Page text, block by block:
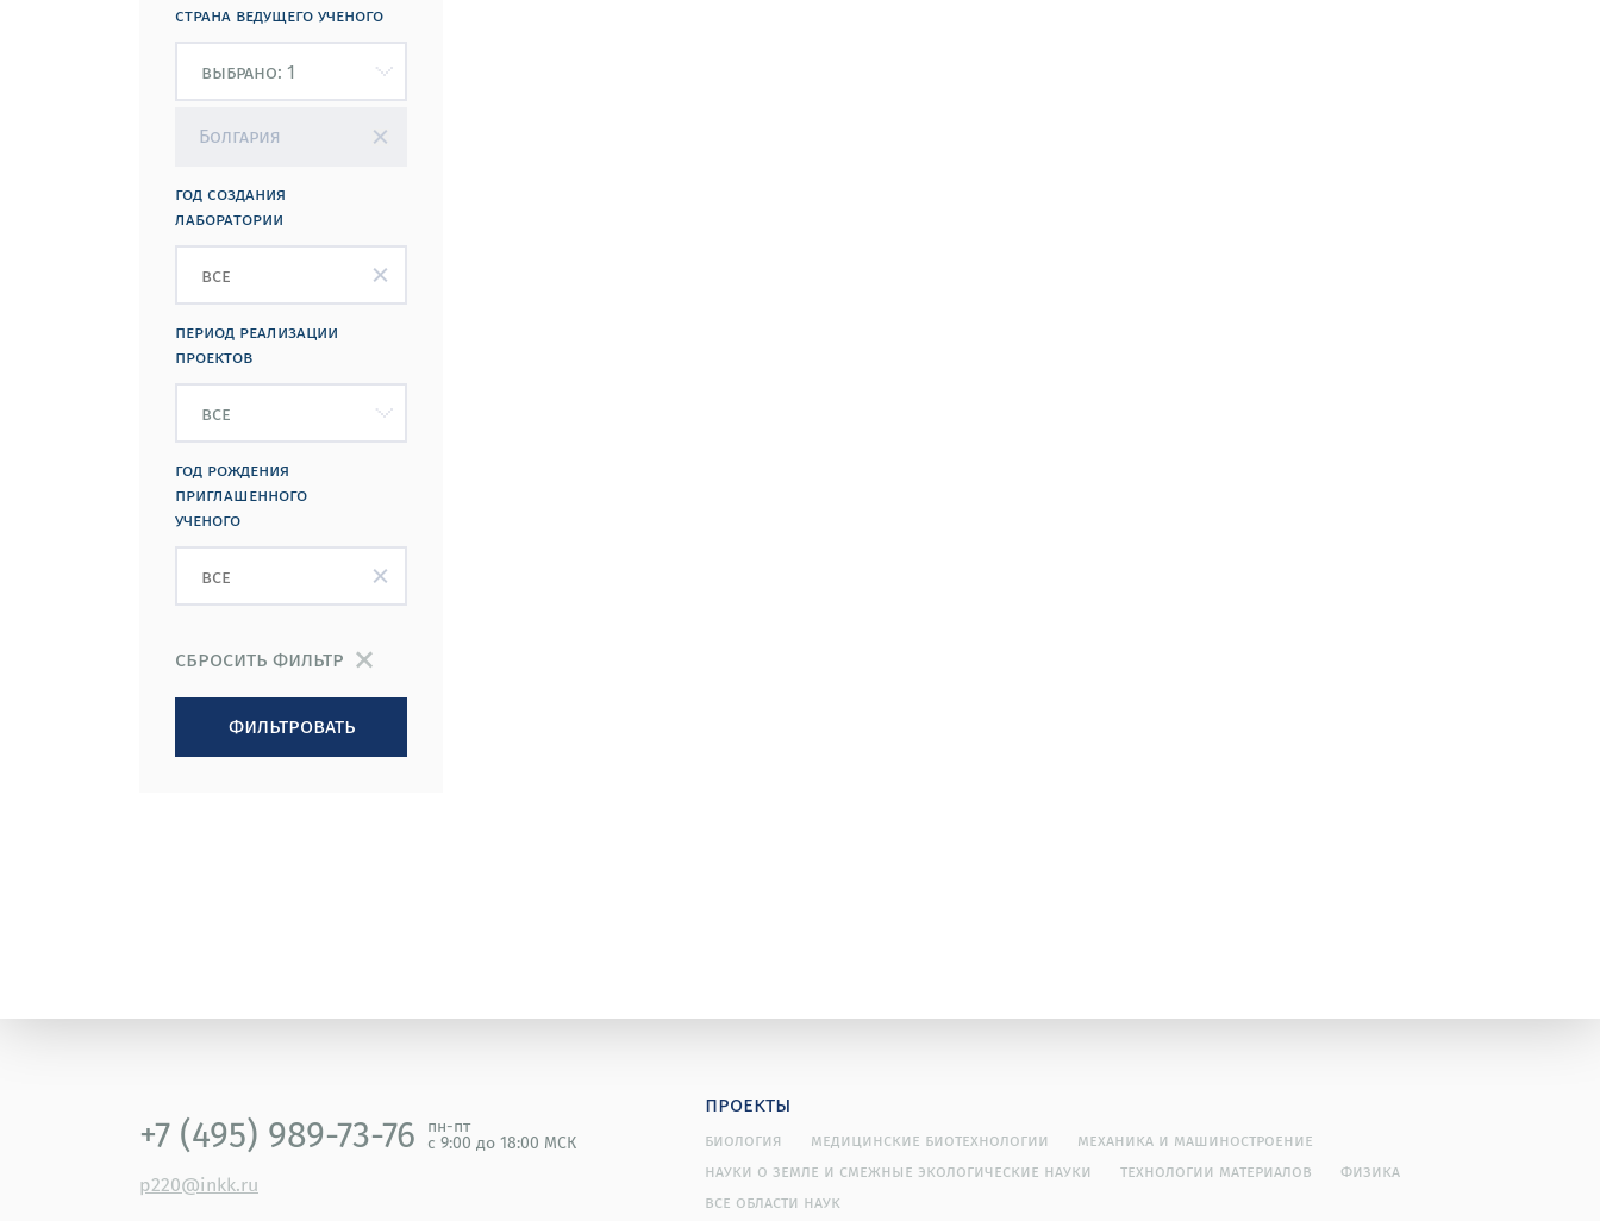
страна ведущего ученого
Болгария
год создания
лаборатории
период реализации
проектов
год рождения
приглашенного
ученого
сбросить фильтр
фильтровать
+7 (495) 989-73-76 пн-пт
с 9:00 до 18:00 МСК
p220@inkk.ru
проекты
биология медицинские биотехнологии
механика и машиностроение
науки о земле и смежные экологические науки
технологии материалов
физика
все области наук